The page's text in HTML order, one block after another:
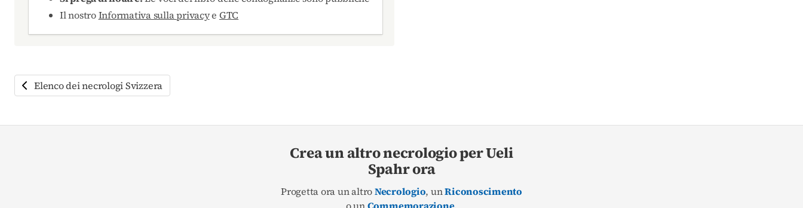
Il nostroInformativa sulla privacye GTC
Elenco dei necrologi Svizzera
Crea un altro necrologio per Ueli
Spahr ora
Progetta ora un altroNecrologio, unRiconoscimento